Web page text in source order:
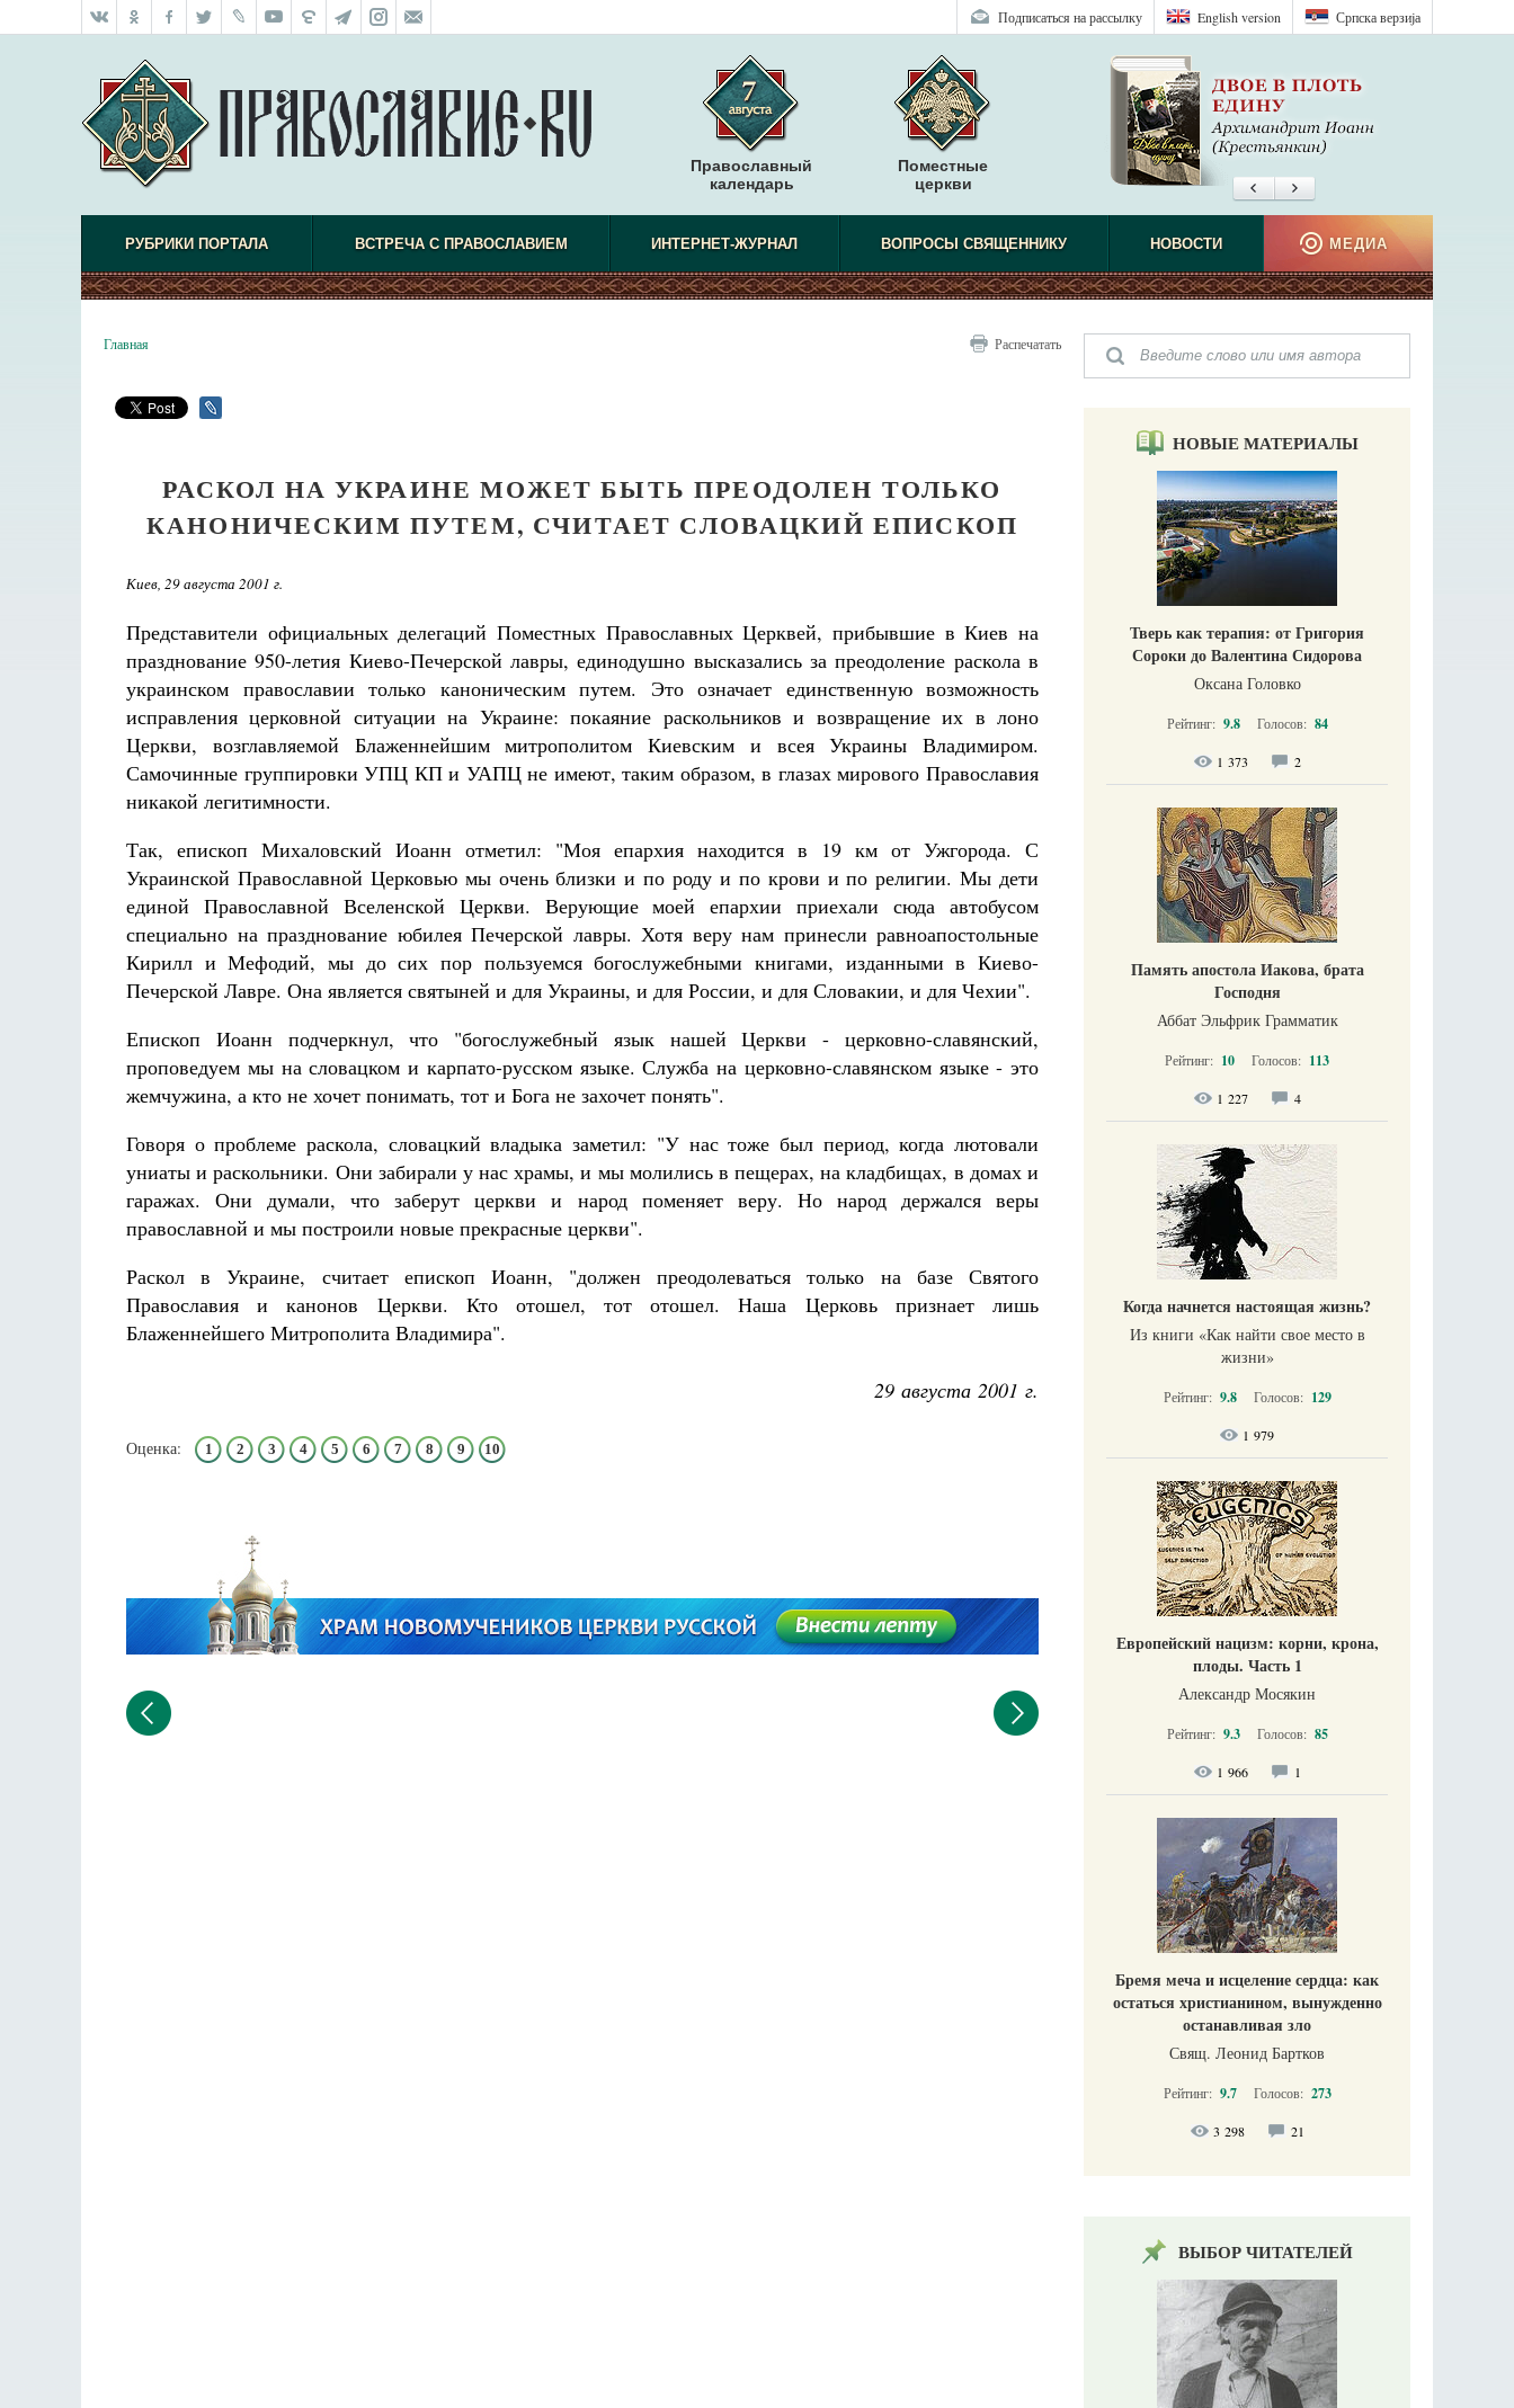
Српска верзиjа
English version
Подписаться на рассылку
Православный
календарь
Поместные
церкви
РУБРИКИ ПОРТАЛА ВСТРЕЧА С ПРАВОСЛАВИЕМ ИНТЕРНЕТ-ЖУРНАЛ ВОПРОСЫ СВЯЩЕННИКУ НОВОСТИ МЕДИА
Главная Распечатать
РАСКОЛ НА УКРАИНЕ МОЖЕТ БЫТЬ ПРЕОДОЛЕН ТОЛЬКО
КАНОНИЧЕСКИМ ПУТЕМ, СЧИТАЕТ СЛОВАЦКИЙ ЕПИСКОП
Киев, 29 августа 2001 г.
Представители официальных делегаций Поместных Православных Церквей, прибывшие в Киев на
празднование 950-летия Киево-Печерской лавры, единодушно высказались за преодоление раскола в
украинском православии только каноническим путем. Это означает единственную возможность
исправления церковной ситуации на Украине: покаяние раскольников и возвращение их в лоно
Церкви, возглавляемой Блаженнейшим митрополитом Киевским и всея Украины Владимиром.
Самочинные группировки УПЦ КП и УАПЦ не имеют, таким образом, в глазах мирового Православия
никакой легитимности.
Так, епископ Михаловский Иоанн отметил: "Моя епархия находится в 19 км от Ужгорода. С
Украинской Православной Церковью мы очень близки и по роду и по крови и по религии. Мы дети
единой Православной Вселенской Церкви. Верующие моей епархии приехали сюда автобусом
специально на празднование юбилея Печерской лавры. Хотя веру нам принесли равноапостольные
Кирилл и Мефодий, мы до сих пор пользуемся богослужебными книгами, изданными в Киево-
Печерской Лавре. Она является святыней и для Украины, и для России, и для Словакии, и для Чехии".
Епископ Иоанн подчеркнул, что "богослужебный язык нашей Церкви - церковно-славянский,
проповедуем мы на словацком и карпато-русском языке. Служба на церковно-славянском языке - это
жемчужина, а кто не хочет понимать, тот и Бога не захочет понять".
Говоря о проблеме раскола, словацкий владыка заметил: "У нас тоже был период, когда лютовали
униаты и раскольники. Они забирали у нас храмы, и мы молились в пещерах, на кладбищах, в домах и
гаражах. Они думали, что заберут церкви и народ поменяет веру. Но народ держался веры
православной и мы построили новые прекрасные церкви".
Раскол в Украине, считает епископ Иоанн, "должен преодолеваться только на базе Святого
Православия и канонов Церкви. Кто отошел, тот отошел. Наша Церковь признает лишь
Блаженнейшего Митрополита Владимира".
29 августа 2001 г.
Оценка: 1 2 3 4 5 6 7 8 9 10
НОВЫЕ МАТЕРИАЛЫ
Тверь как терапия: от Григория
Сороки до Валентина Сидорова
Оксана Головко
Рейтинг: 9.8 Голосов: 84
1 373 2
Память апостола Иакова, брата
Господня
Аббат Эльфрик Грамматик
Рейтинг: 10 Голосов: 113
1 227 4
Когда начнется настоящая жизнь?
Из книги «Как найти свое место в
жизни​»
Рейтинг: 9.8 Голосов: 129
1 979
Европейский нацизм: корни, крона,
плоды. Часть 1
Александр Мосякин
Рейтинг: 9.3 Голосов: 85
1 966 1
Бремя меча и исцеление сердца: как
остаться христианином, вынужденно
останавливая зло
Свящ. Леонид Бартков
Рейтинг: 9.7 Голосов: 273
3 298 21
ВЫБОР ЧИТАТЕЛЕЙ